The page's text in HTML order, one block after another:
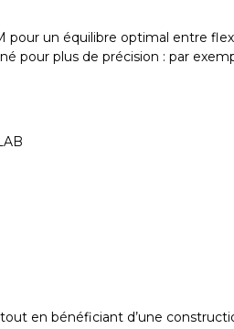
un équilibre optimal entre
pour plus de précision : par
en bénéficiant d’une